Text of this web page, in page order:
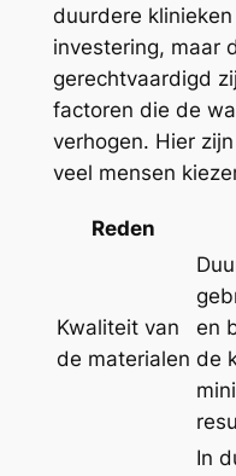
duurdere
investering, maar
gerechtvaardigd
factoren die de
verhogen. Hier
veel mensen
Reden
Kwaliteit van
de materialen
en
de
In